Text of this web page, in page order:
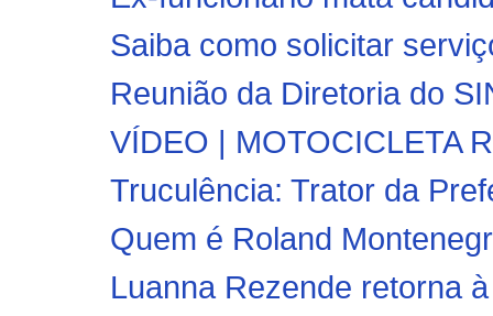
Saiba como solicitar
Reunião da Diretoria do
VÍDEO | MOTOCICLETA
Truculência: Trator da
Quem é Roland
Luanna Rezende retorna